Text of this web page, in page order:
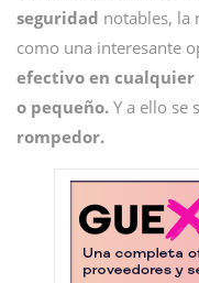
seguridad notables, la
como una interesante
efectivo en cualquier
o pequeño. Y a ello se
rompedor.